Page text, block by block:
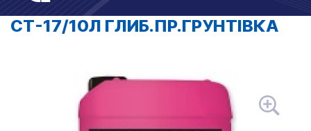
CT-17/10Л ГЛИБ.ПР.ГРУНТІВКА